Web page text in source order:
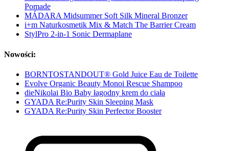
Pomade
MÁDARA Midsummer Soft Silk Mineral Bronzer
i+m Naturkosmetik Mix & Match The Barrier Cream
StylPro 2-in-1 Sonic Dermaplane
Nowości:
BORNTOSTANDOUT® Gold Juice Eau de Toilette
Evolve Organic Beauty Monoi Rescue Shampoo
dieNikolai Bio Baby łagodny krem do ciała
GYADA Re:Purity Skin Sleeping Mask
GYADA Re:Purity Skin Perfector Booster